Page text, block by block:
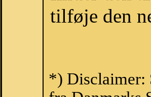
tilføje den
*) Disclaimer: